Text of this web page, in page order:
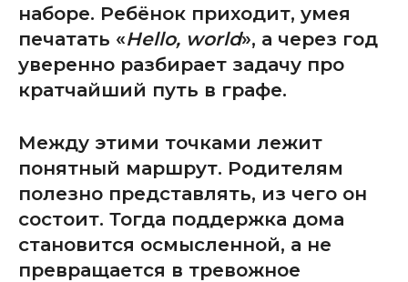
наборе. Ребёнок приходит, умея
печатать «Hello, world», а через год
уверенно разбирает задачу про
кратчайший путь в графе.
Между этими точками лежит
понятный маршрут. Родителям
полезно представлять, из чего он
состоит. Тогда поддержка дома
становится осмысленной, а не
превращается в тревожное